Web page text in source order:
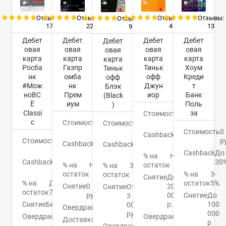
Отзывы:
17
Дебет
овая
карта
Росба
нк
#Мож
ноВС
Ё
Classi
c
Стоимость
Cashback
До
10%
% на
остаток
До
7%
СнятиеБесплатно
Овердрафт
Нет
Отзывы:
22
Дебет
овая
карта
Газпр
омба
нк
Прем
иум
Стоимость
Cashback
До
% на
остаток
Нет
Снятие0
руб.
Овердрафт
Доставка
Отзывы:
9
Дебет
овая
карта
Тиньк
офф
Блэк
(Black
)
Стоимость
руб.
Cashback
30%
% на
остаток
3,5%
СнятиеОт
3
000
руб.
Отзывы:
4
Дебет
овая
карта
Тиньк
офф
Джун
иор
Стоимость
руб.
Cashback
% на
остаток
Нет
СнятиеДо
20
000
р.
Овердрафт
Отзывы:
13
Дебет
овая
карта
Хоум
Креди
т
Банк
Поль
за
Стоимость0
CashbackДо
% на
остаток
3-
5%
СнятиеДо
100
000
р.